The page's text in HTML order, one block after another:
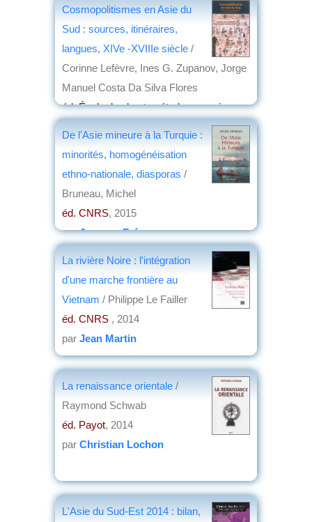
Cosmopolitismes en Asie du
Sud : sources, itinéraires,
langues, XIVe -XVIIIe siècle /
Corinne Lefèvre, Ines G. Zupanov, Jorge
Manuel Costa Da Silva Flores
éd. École des hautes études en sciences
De l'Asie mineure à la Turquie :
minorités, homogénéisation
ethno-nationale, diasporas /
Bruneau, Michel
éd. CNRS, 2015
parJacques Frémeaux
La rivière Noire : l'intégration
d'une marche frontière au
Vietnam / Philippe Le Failler
éd. CNRS , 2014
par Jean Martin
La renaissance orientale /
Raymond Schwab
éd. Payot, 2014
par Christian Lochon
L'Asie du Sud-Est 2014 : bilan,